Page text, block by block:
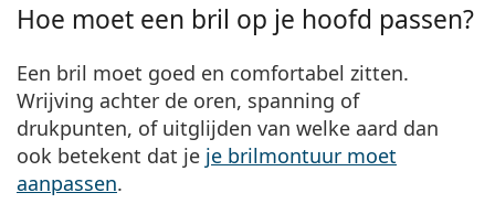
Hoe moet een bril op je hoofd passen?
Een bril moet goed en comfortabel zitten.
Wrijving achter de oren, spanning of
drukpunten, of uitglijden van welke aard dan
ook betekent dat je je brilmontuur moet
aanpassen.